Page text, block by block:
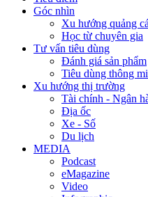
Góc nhìn
Xu hướng quảng
Học từ chuyên gia
Tư vấn tiêu dùng
Đánh giá sản phẩm
Tiêu dùng thông
Xu hướng thị trường
Tài chính - Ngân
Địa ốc
Xe - Số
Du lịch
MEDIA
Podcast
eMagazine
Video